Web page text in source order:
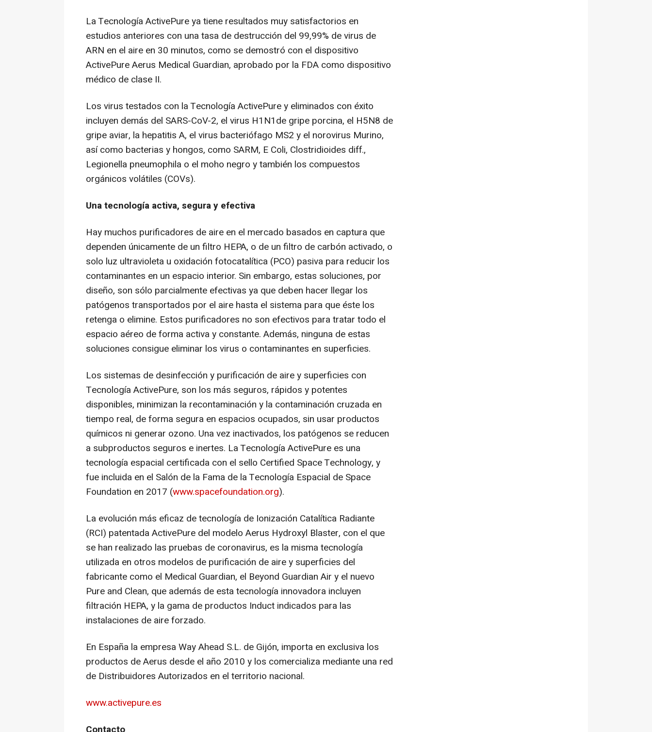
La Tecnología ActivePure ya tiene resultados muy satisfactorios en
estudios anteriores con una tasa de destrucción del 99,99% de virus de
ARN en el aire en 30 minutos, como se demostró con el dispositivo
ActivePure Aerus Medical Guardian, aprobado por la FDA como dispositivo
médico de clase II.
Los virus testados con la Tecnología ActivePure y eliminados con éxito
incluyen demás del SARS-CoV-2, el virus H1N1de gripe porcina, el H5N8 de
gripe aviar, la hepatitis A, el virus bacteriófago MS2 y el norovirus Murino,
así como bacterias y hongos, como SARM, E Coli, Clostridioides diff.,
Legionella pneumophila o el moho negro y también los compuestos
orgánicos volátiles (COVs).
Una tecnología activa, segura y efectiva
Hay muchos purificadores de aire en el mercado basados en captura que
dependen únicamente de un filtro HEPA, o de un filtro de carbón activado, o
solo luz ultravioleta u oxidación fotocatalítica (PCO) pasiva para reducir los
contaminantes en un espacio interior. Sin embargo, estas soluciones, por
diseño, son sólo parcialmente efectivas ya que deben hacer llegar los
patógenos transportados por el aire hasta el sistema para que éste los
retenga o elimine. Estos purificadores no son efectivos para tratar todo el
espacio aéreo de forma activa y constante. Además, ninguna de estas
soluciones consigue eliminar los virus o contaminantes en superficies.
Los sistemas de desinfección y purificación de aire y superficies con
Tecnología ActivePure, son los más seguros, rápidos y potentes
disponibles, minimizan la recontaminación y la contaminación cruzada en
tiempo real, de forma segura en espacios ocupados, sin usar productos
químicos ni generar ozono. Una vez inactivados, los patógenos se reducen
a subproductos seguros e inertes. La Tecnología ActivePure es una
tecnología espacial certificada con el sello Certified Space Technology, y
fue incluida en el Salón de la Fama de la Tecnología Espacial de Space
Foundation en 2017 (www.spacefoundation.org).
La evolución más eficaz de tecnología de Ionización Catalítica Radiante
(RCI) patentada ActivePure del modelo Aerus Hydroxyl Blaster, con el que
se han realizado las pruebas de coronavirus, es la misma tecnología
utilizada en otros modelos de purificación de aire y superficies del
fabricante como el Medical Guardian, el Beyond Guardian Air y el nuevo
Pure and Clean, que además de esta tecnología innovadora incluyen
filtración HEPA, y la gama de productos Induct indicados para las
instalaciones de aire forzado.
En España la empresa Way Ahead S.L. de Gijón, importa en exclusiva los
productos de Aerus desde el año 2010 y los comercializa mediante una red
de Distribuidores Autorizados en el territorio nacional.
www.activepure.es